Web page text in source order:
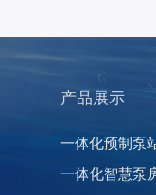
产品展示
一体化预制泵
一体化智慧泵